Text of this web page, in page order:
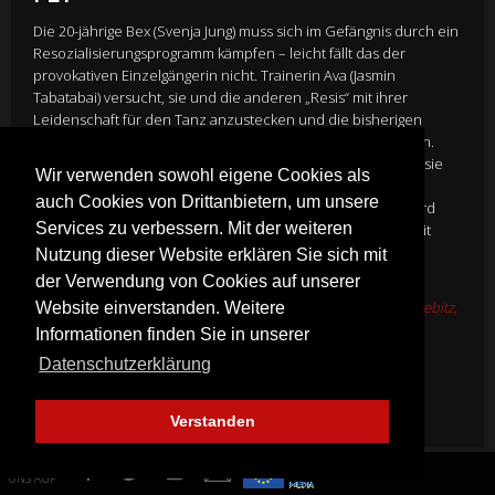
Wir verwenden sowohl eigene Cookies als
auch Cookies von Drittanbietern, um unsere
Services zu verbessern. Mit der weiteren
Nutzung dieser Website erklären Sie sich mit
der Verwendung von Cookies auf unserer
Website einverstanden. Weitere
Informationen finden Sie in unserer
Datenschutzerklärung
Verstanden
Die 20-jährige Bex (Svenja Jung) muss sich im Gefängnis durch ein
Resozialisierungsprogramm kämpfen – leicht fällt das der
provokativen Einzelgängerin nicht. Trainerin Ava (Jasmin
Tabatabai) versucht, sie und die anderen „Resis“ mit ihrer
Leidenschaft für den Tanz anzustecken und die bisherigen
Einzelkämpfer als Gruppe für ein Dance-Battle fit zu machen.
Während sich Bex langsam ihren Mitmenschen öffnet, fühlt sie
sich vor allem zu Jay (Ben Wichert) hingezogen. Die „Resis“
gewinnen mehr und mehr an Zusammenhalt, doch dann wird
Bex auf einen Schlag von ihrer traumatischen Vergangenheit
eingeholt.
DirectorKatja von Garnier
CastSvenja Jung, Ben Wichert, Jasmin Tabatabai, Nicolette Krebitz,
Katja Riemann u.v.a.
Genre:Drama
Mehr Infos
UNS AUF